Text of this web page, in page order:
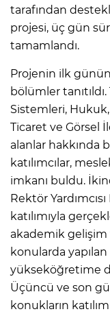
tarafından
projesi, üç gün
tamamlandı.
Projenin ilk
bölümler
Sistemleri,
Ticaret ve Görsel
alanlar hakkında
katılımcılar,
imkanı buldu.
Rektör
katılımıyla
akademik gelişim
konularda
yükseköğretime
Üçüncü ve son
konukların